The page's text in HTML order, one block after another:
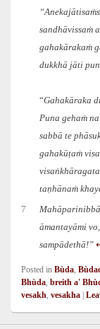
sandhāvissaṁ
gahakārakaṁ
dukkhā jāti
“Gahakāraka
Puna gehaṁ
sabbā te
gahakūṭaṁ
taṇhānaṁ
7
āmantayāmi
sampādethā!”
Posted in Bùda,
Bhùda, breith a'
vesakh, vesakha